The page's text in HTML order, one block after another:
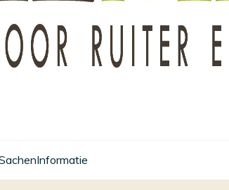
Informatie